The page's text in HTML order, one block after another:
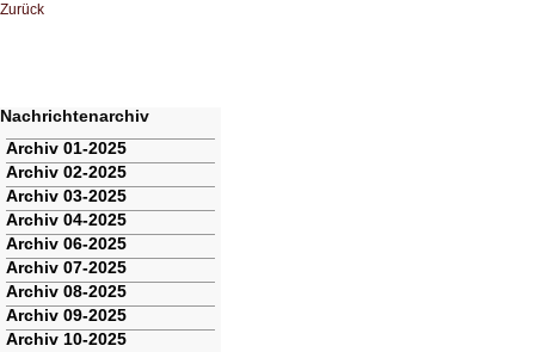
Zurück
Nachrichtenarchiv
Navigation
überspringen
Archiv 01-2025
Archiv 02-2025
Archiv 03-2025
Archiv 04-2025
Archiv 06-2025
Archiv 07-2025
Archiv 08-2025
Archiv 09-2025
Archiv 10-2025